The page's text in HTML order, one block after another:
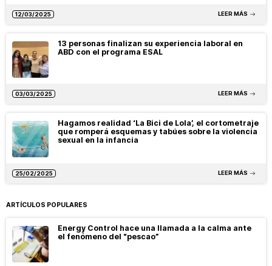
12/03/2025 LEER MÁS
13 personas finalizan su experiencia laboral en
ABD con el programa ESAL
03/03/2025 LEER MÁS
Hagamos realidad ‘La Bici de Lola’, el cortometraje
que romperá esquemas y tabúes sobre la violencia
sexual en la infancia
25/02/2025 LEER MÁS
ARTÍCULOS POPULARES
Energy Control hace una llamada a la calma ante
el fenómeno del “pescao”